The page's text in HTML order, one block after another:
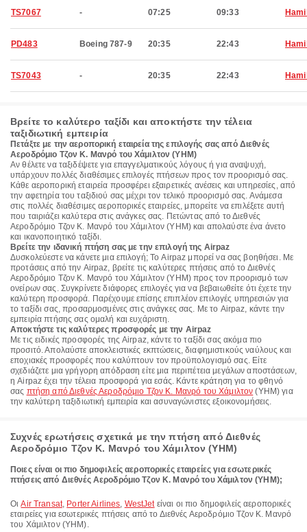
TS7067 - 07:25 09:33
PD483 Boeing 787-9 20:35 22:43
TS7043 - 20:35 22:43
Βρείτε το καλύτερο ταξίδι και αποκτήστε την τέλεια
ταξιδιωτική εμπειρία
Πετάξτε με την αεροπορική εταιρεία της επιλογής σας από Διεθνές
Αεροδρόμιο Τζον Κ. Μανρό του Χάμιλτον (YHM)
Αν θέλετε να ταξιδέψετε για επαγγελματικούς λόγους ή για αναψυχή,
υπάρχουν πολλές διαθέσιμες επιλογές πτήσεων προς τον προορισμό σας.
Κάθε αεροπορική εταιρεία προσφέρει εξαιρετικές ανέσεις και υπηρεσίες, από
την αφετηρία του ταξιδιού σας μέχρι τον τελικό προορισμό σας. Ανάμεσα
στις πολλές διαθέσιμες αεροπορικές εταιρείες, μπορείτε να επιλέξετε αυτή
που ταιριάζει καλύτερα στις ανάγκες σας. Πετώντας από το Διεθνές
Αεροδρόμιο Τζον Κ. Μανρό του Χάμιλτον (YHM) και απολαύστε ένα άνετο
και ικανοποιητικό ταξίδι.
Βρείτε την ιδανική πτήση σας με την επιλογή της Airpaz
Δυσκολεύεστε να κάνετε μια επιλογή; Το Airpaz μπορεί να σας βοηθήσει. Με
προτάσεις από την Airpaz, βρείτε τις καλύτερες πτήσεις από το Διεθνές
Αεροδρόμιο Τζον Κ. Μανρό του Χάμιλτον (YHM) προς τον προορισμό των
ονείρων σας. Συγκρίνετε διάφορες επιλογές για να βεβαιωθείτε ότι έχετε την
καλύτερη προσφορά. Παρέχουμε επίσης επιπλέον επιλογές υπηρεσιών για
το ταξίδι σας, προσαρμοσμένες στις ανάγκες σας. Με το Airpaz, κάντε την
εμπειρία πτήσης σας ομαλή και ευχάριστη.
Αποκτήστε τις καλύτερες προσφορές με την Airpaz
Με τις ειδικές προσφορές της Airpaz, κάντε το ταξίδι σας ακόμα πιο
προσιτό. Απολαύστε αποκλειστικές εκπτώσεις, διαφημιστικούς ναύλους και
εποχιακές προσφορές που καλύπτουν τον προϋπολογισμό σας. Είτε
σχεδιάζετε μια γρήγορη απόδραση είτε μια περιπέτεια μεγάλων αποστάσεων,
η Airpaz έχει την τέλεια προσφορά για εσάς. Κάντε κράτηση για το φθηνό
σας πτήση από Διεθνές Αεροδρόμιο Τζον Κ. Μανρό του Χάμιλτον (YHM) για
την καλύτερη ταξιδιωτική εμπειρία και ασυναγώνιστες εξοικονομήσεις.
Συχνές ερωτήσεις σχετικά με την πτήση από Διεθνές
Αεροδρόμιο Τζον Κ. Μανρό του Χάμιλτον (YHM)
Ποιες είναι οι πιο δημοφιλείς αεροπορικές εταιρείες για εσωτερικές
πτήσεις από Διεθνές Αεροδρόμιο Τζον Κ. Μανρό του Χάμιλτον (YHM);
ΟιAir Transat, Porter Airlines, WestJetείναι οι πιο δημοφιλείς αεροπορικές
εταιρείες για εσωτερικές πτήσεις από το Διεθνές Αεροδρόμιο Τζον Κ. Μανρό
του Χάμιλτον (YHM).